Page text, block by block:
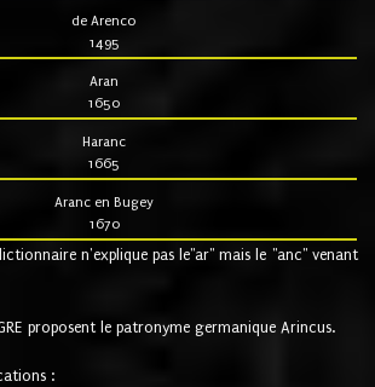
de Arenco
1495
Aran
1650
Haranc
1665
Aranc en Bugey
1670
n'explique pas le"ar" mais le "anc" venant
proposent le patronyme germanique Arincus.
: